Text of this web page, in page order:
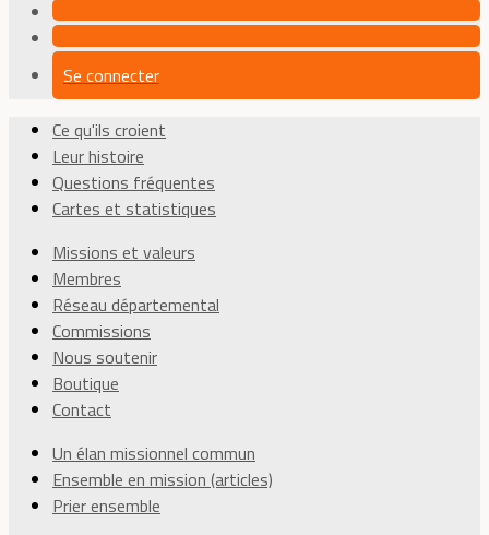
Se connecter
Ce qu'ils croient
Leur histoire
Questions fréquentes
Cartes et statistiques
Missions et valeurs
Membres
Réseau départemental
Commissions
Nous soutenir
Boutique
Contact
Un élan missionnel commun
Ensemble en mission (articles)
Prier ensemble